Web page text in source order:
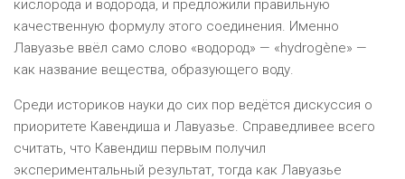
кислорода и водорода, и предложили правильную
качественную формулу этого соединения. Именно
Лавуазье ввёл само слово «водород» — «hydrogène» —
как название вещества, образующего воду.
Среди историков науки до сих пор ведётся дискуссия о
приоритете Кавендиша и Лавуазье. Справедливее всего
считать, что Кавендиш первым получил
экспериментальный результат, тогда как Лавуазье